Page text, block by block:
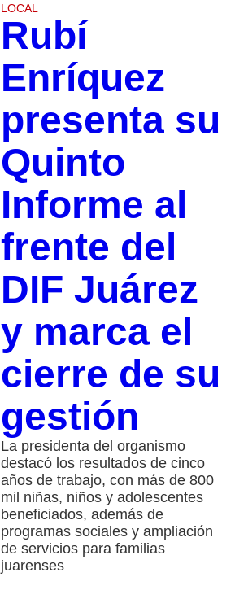
LOCAL
Rubí
Enríquez
presenta su
Quinto
Informe al
frente del
DIF Juárez
y marca el
cierre de su
gestión
La presidenta del organismo
destacó los resultados de cinco
años de trabajo, con más de 800
mil niñas, niños y adolescentes
beneficiados, además de
programas sociales y ampliación
de servicios para familias
juarenses